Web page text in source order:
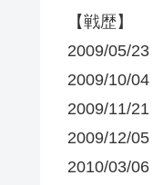
【戦歴】
2009/05/
2009/10/
2009/11/
2009/12/
2010/03/